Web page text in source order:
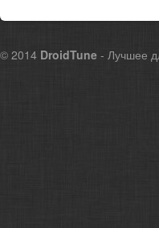
© 2014 DroidTune - Лучшее